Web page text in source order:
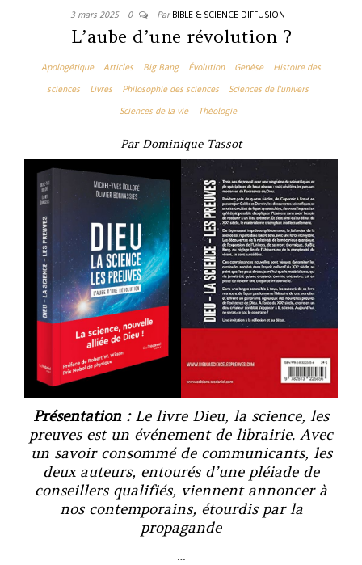
3 mars 2025 0 Par BIBLE & SCIENCE DIFFUSION
L’aube d’une révolution ?
Apologétique Articles Big Bang Évolution Genèse Histoire des
sciences Livres Philosophie des sciences Sciences de l'univers
Sciences de la vie Théologie
Par Dominique Tassot
Présentation : Le livre Dieu, la science, les
preuves est un événement de librairie. Avec
un savoir consommé de communicants, les
deux auteurs, entourés d’une pléiade de
conseillers qualifiés, viennent annoncer à
nos contemporains, étourdis par la
propagande
…